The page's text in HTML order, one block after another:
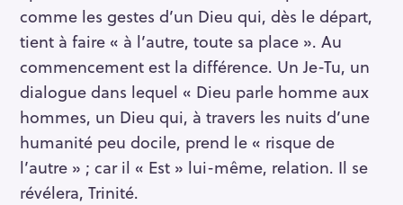
comme les gestes d’un Dieu qui, dès le départ,
tient à faire « à l’autre, toute sa place ». Au
commencement est la différence. Un Je-Tu, un
dialogue dans lequel « Dieu parle homme aux
hommes, un Dieu qui, à travers les nuits d’une
humanité peu docile, prend le « risque de
l’autre » ; car il « Est » lui-même, relation. Il se
révélera, Trinité.